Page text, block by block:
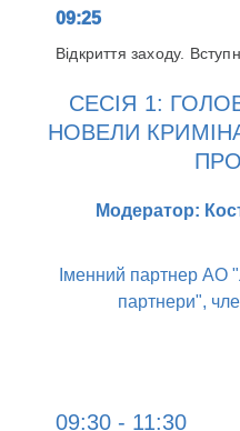
09:25
Відкриття заходу.
СЕСІЯ 1:
НОВЕЛИ
Модератор:
Іменний партнер АО
партнери",
09:30 - 11:30